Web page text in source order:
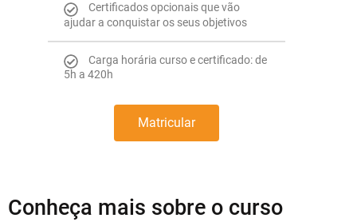
Certificados opcionais que vão
ajudar a conquistar os seus objetivos
Carga horária curso e certificado: de
5h a 420h
Matricular
Conheça mais sobre o curso